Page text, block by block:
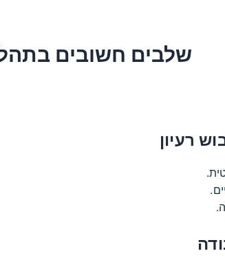
שלבים חשובים